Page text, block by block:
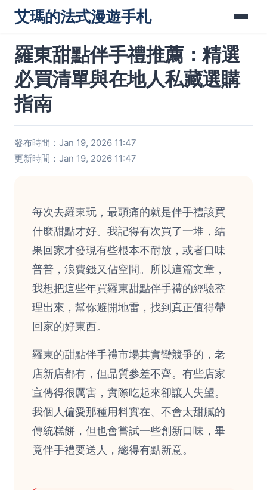
艾瑪的法式漫遊手札
羅東甜點伴手禮推薦：精選
必買清單與在地人私藏選購
指南
發布時間：Jan 19, 2026 11:47
更新時間：Jan 19, 2026 11:47
每次去羅東玩，最頭痛的就是伴手禮該買
什麼甜點才好。我記得有次買了一堆，結
果回家才發現有些根本不耐放，或者口味
普普，浪費錢又佔空間。所以這篇文章，
我想把這些年買羅東甜點伴手禮的經驗整
理出來，幫你避開地雷，找到真正值得帶
回家的好東西。
羅東的甜點伴手禮市場其實蠻競爭的，老
店新店都有，但品質參差不齊。有些店家
宣傳得很厲害，實際吃起來卻讓人失望。
我個人偏愛那種用料實在、不會太甜膩的
傳統糕餅，但也會嘗試一些創新口味，畢
竟伴手禮要送人，總得有點新意。